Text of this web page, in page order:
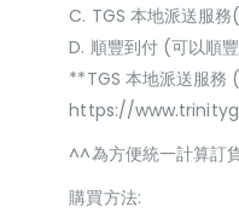
C. TGS 本地派送服
D. 順豐到付 (可以順
**TGS 本地派送服
https://
^^為方便統一計算訂
購買方法: